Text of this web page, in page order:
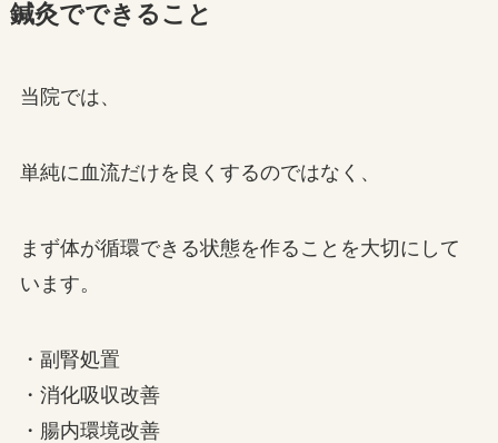
鍼灸でできること
当院では、
単純に血流だけを良くするのではなく、
まず体が循環できる状態を作ることを大切にして
います。
・副腎処置
・消化吸収改善
・腸内環境改善